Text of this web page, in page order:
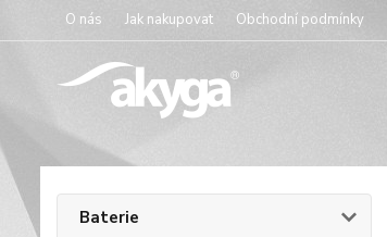
O nás Jak nakupovat Obchodní podmínky
Baterie